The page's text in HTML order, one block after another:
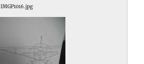
IMGP1016.jpg